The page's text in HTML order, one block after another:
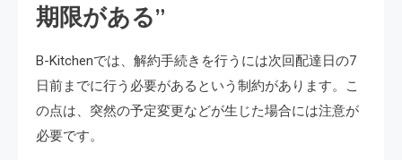
期限がある”
B-Kitchenでは、解約手続きを行うには次回配達日の7
日前までに行う必要があるという制約があります。こ
の点は、突然の予定変更などが生じた場合には注意が
必要です。